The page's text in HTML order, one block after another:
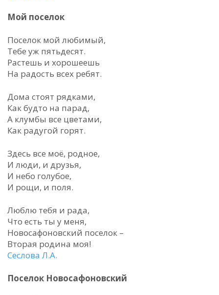
Мой поселок
Поселок мой любимый,
Тебе уж пятьдесят.
Растешь и хорошеешь
На радость всех ребят.
Дома стоят рядками,
Как будто на парад,
А клумбы все цветами,
Как радугой горят.
Здесь все моё, родное,
И люди, и друзья,
И небо голубое,
И рощи, и поля.
Люблю тебя и рада,
Что есть ты у меня,
Новосафоновский поселок –
Вторая родина моя!
Сеслова Л.А.
Поселок Новосафоновский